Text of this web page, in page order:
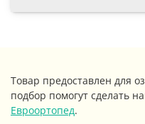
Товар предоставлен для
подбор помогут сделать
Евроортопед.